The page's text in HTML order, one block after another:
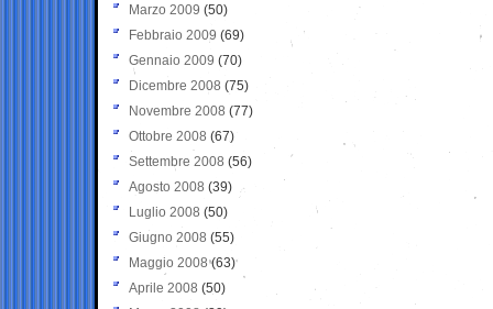
Marzo 2009 (50)
Febbraio 2009 (69)
Gennaio 2009 (70)
Dicembre 2008 (75)
Novembre 2008 (77)
Ottobre 2008 (67)
Settembre 2008 (56)
Agosto 2008 (39)
Luglio 2008 (50)
Giugno 2008 (55)
Maggio 2008(63)
Aprile 2008 (50)